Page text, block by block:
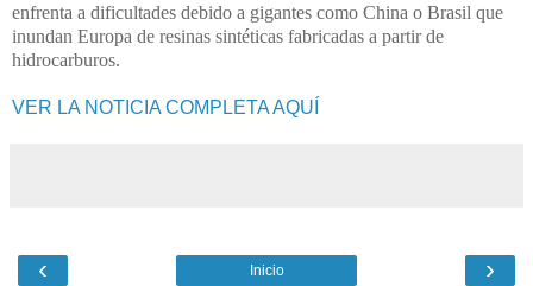
enfrenta a dificultades debido a gigantes como China o Brasil que
inundan Europa de resinas sintéticas fabricadas a partir de
hidrocarburos.
VER LA NOTICIA COMPLETA AQUÍ
‹ ›
Inicio